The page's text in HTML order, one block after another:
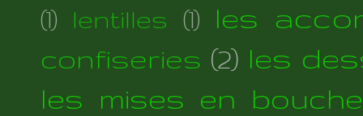
(1)
lentilles (1) les
confiseries (2) les
les mises en bouche